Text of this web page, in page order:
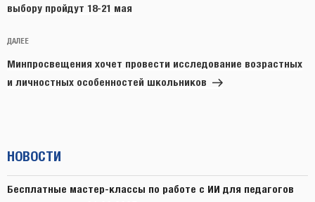
выбору пройдут 18-21 мая
Следующая
запись
ДАЛЕЕ
Минпросвещения хочет провести исследование возрастных
и личностных особенностей школьников
НОВОСТИ
Бесплатные мастер-классы по работе с ИИ для педагогов